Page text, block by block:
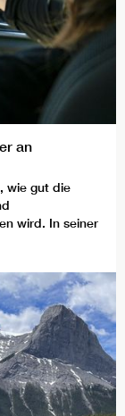
an
wie gut die
wird. In seiner